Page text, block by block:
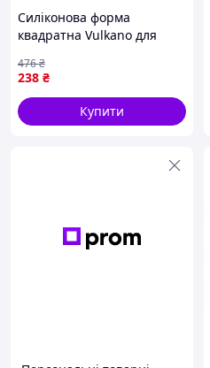
Силіконова форма
квадратна Vulkano для
десертів 25х24х5 6 см
238 ₴
476₴
Купити